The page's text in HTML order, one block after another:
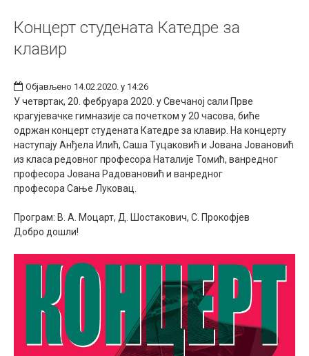
Концерт студената Катедре за
клавир
Објављено 14.02.2020. у 14:26
У четвртак, 20. фебруара 2020. у Свечаној сали Прве
крагујевачке гимназије са почетком у 20 часова, биће
одржан концерт студената Катедре за клавир. На концерту
наступају Анђела Илић, Саша Туцаковић и Јована Јовановић
из класа редовног професора Наталије Томић, ванредног
професора Јована Радовановић и ванредног
професора Сање Луковац.
Програм: В. А. Моцарт, Д. Шостакович, С. Прокофјев
Добро дошли!